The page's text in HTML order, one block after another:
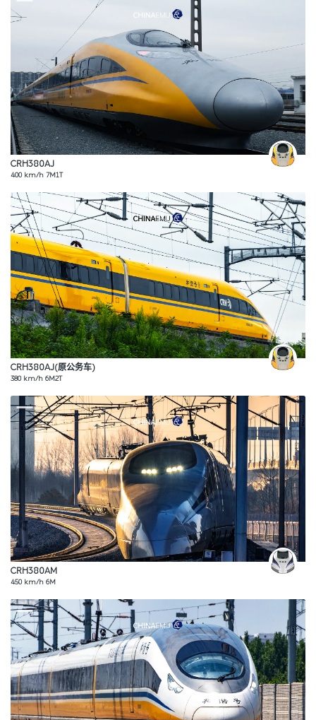
CRH380AJ
400 km/h 7M1T
CRH380AJ(原公务车)
380 km/h 6M2T
CRH380AM
450 km/h 6M